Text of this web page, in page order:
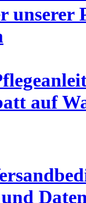
unserer
auf